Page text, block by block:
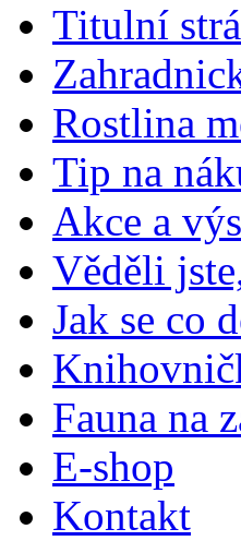
Titulní
Rostlina
Tip na
Akce a
Věděli
Jak se co
Fauna na
E-shop
Kontakt